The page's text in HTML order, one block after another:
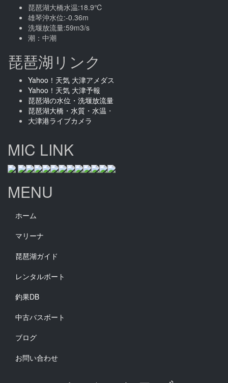
琵琶湖大橋水温:18.9℃
雄琴沖水位:-0.36m
洗堰放流量:59m3/s
潮：中潮
琵琶湖リンク
Yahoo！天気 大津アメダス
Yahoo！天気 大津予報
琵琶湖の水位・洗堰放流量
琵琶湖大橋・水質・水温 ・
大津港ライブカメラ
MIC LINK
MENU
ホーム
マリーナ
琵琶湖ガイド
レンタルボート
釣果DB
中古バスボート
ブログ
お問い合わせ